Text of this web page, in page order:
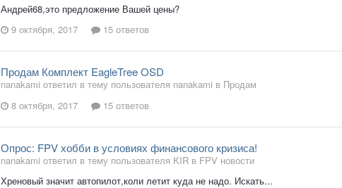
Андрей68,это предложение Вашей цены?
9 октября, 2017
15 ответов
Продам Комплект EagleTree OSD
nanakami ответил в тему пользователя nanakami в Продам
8 октября, 2017
15 ответов
Опрос: FPV хобби в условиях финансового кризиса!
nanakami ответил в тему пользователя KIR в FPV новости
Хреновый значит автопилот,коли летит куда не надо. Искать...